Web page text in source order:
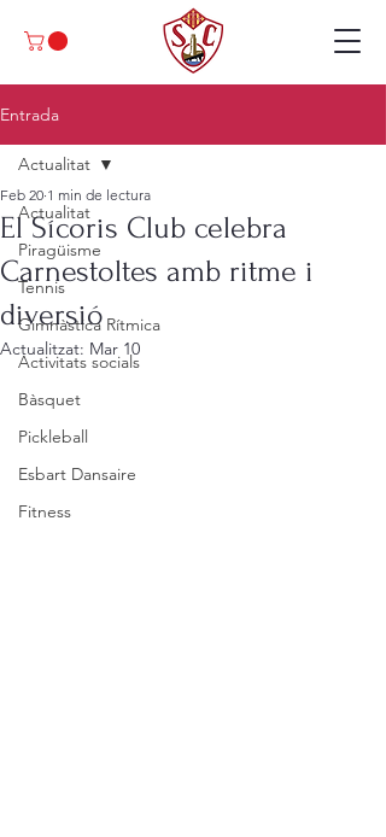
Entrada
Actualitat
Piragüisme
Tennis
Gimnàstica Rítmica
Activitats socials
Bàsquet
Pickleball
Esbart Dansaire
Fitness
Actualitat
El Sícoris Club celebra
Carnestoltes amb ritme i
diversió
Feb 20 1 min de lectura
Actualitzat: Mar 10